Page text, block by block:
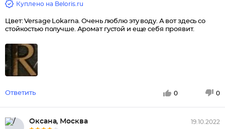
Куплено на Beloris.ru
Цвет: Versage Lokarna. Очень люблю эту воду. А вот здесь со
стойкостью получше. Аромат густой и еще себя проявит.
Ответить 0 0
Оксана, Москва 19.10.2022